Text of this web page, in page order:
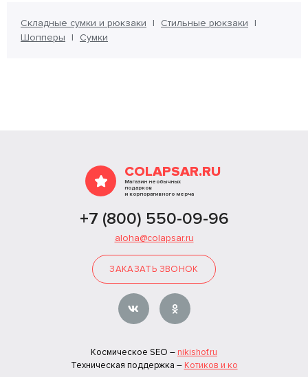
Складные сумки и рюкзаки
Стильные рюкзаки
Шопперы
Сумки
COLAPSAR.RU
Магазин необычных
подарков
и корпоративного мерча
+7 (800) 550-09-96
aloha@colapsar.ru
ЗАКАЗАТЬ ЗВОНОК
Космическое SEO – nikishof.ru
Техническая поддержка – Котиков и ко